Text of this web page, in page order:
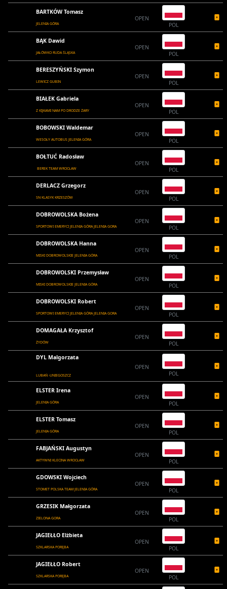
BARTKÓW Tomasz
JELENIA GÓRA
OPEN
POL
BĄK Dawid
JAŁÓWKO RUDA ŚLĄSKA
OPEN
POL
BERESZYŃSKI Szymon
LEWICZ GUBIN
OPEN
POL
BIAŁEK Gabriela
Z KIJKAMI NAM PO DRODZE ŻARY
OPEN
POL
BOBOWSKI Waldemar
WESOŁY AUTOBUS JELENIA GÓRA
OPEN
POL
BOŁTUĆ Radosław
BEREK TEAM WROCŁAW
OPEN
POL
DERLACZ Grzegorz
SN KLASYK KRZESZÓW
OPEN
POL
DOBROWOLSKA Bożena
SPORTOWI EMERYCI JELENIA GÓRA JELENIA GORA
OPEN
POL
DOBROWOLSKA Hanna
MISKI DOBROWOLSKIE JELENIA GÓRA
OPEN
POL
DOBROWOLSKI Przemysław
MISKI DOBROWOLSKIE JELENIA GÓRA
OPEN
POL
DOBROWOLSKI Robert
SPORTOWI EMERYCI JELENIA GÓRA JELENIA GORA
OPEN
POL
DOMAGAŁA Krzysztof
ŻYDÓW
OPEN
POL
DYL Malgorzata
LUBAŃ -UNIEGOSZCZ
OPEN
POL
ELSTER Irena
JELENIA GÓRA
OPEN
POL
ELSTER Tomasz
JELENIA GÓRA
OPEN
POL
FABJAŃSKI Augustyn
AKTYWNI KLECINA WROCŁAW
OPEN
POL
GDOWSKI Wojciech
STOMET POLSKA TEAM JELENIA GÓRA
OPEN
POL
GRZESIK Małgorzata
ZIELONA GORA
OPEN
POL
JAGIEŁŁO Elżbieta
SZKLARSKA PORĘBA
OPEN
POL
JAGIEŁŁO Robert
SZKLARSKA PORĘBA
OPEN
POL